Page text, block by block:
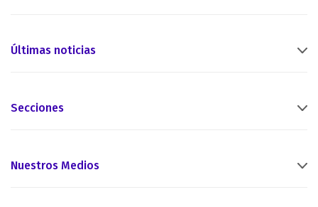
Últimas noticias
Secciones
Nuestros Medios